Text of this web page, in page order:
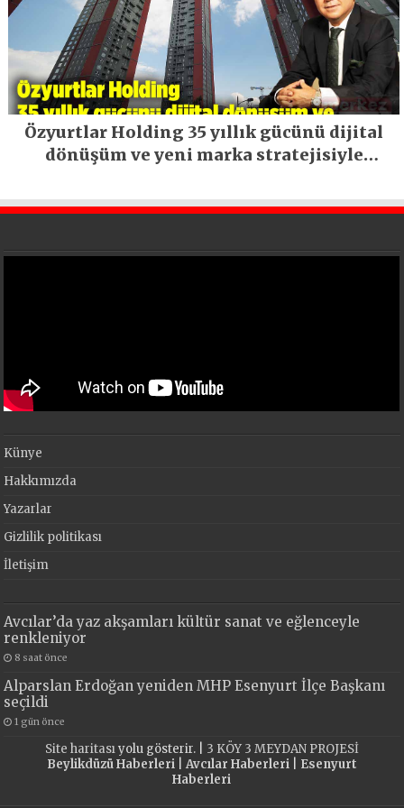
Özyurtlar Holding 35 yıllık gücünü dijital
dönüşüm ve yeni marka stratejisiyle
Künye
Hakkımızda
Yazarlar
Gizlilik politikası
İletişim
Avcılar’da yaz akşamları kültür sanat ve eğlenceyle
renkleniyor
8 saat önce
Alparslan Erdoğan yeniden MHP Esenyurt İlçe Başkanı
seçildi
1 gün önce
Site haritasıyolu gösterir. | 3 KÖY 3 MEYDAN PROJESİ
Beylikdüzü Haberleri| Avcılar Haberleri| Esenyurt
Haberleri